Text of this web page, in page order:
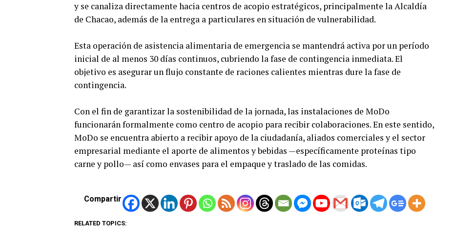
y se canaliza directamente hacia centros de acopio estratégicos, principalmente la Alcaldía
de Chacao, además de la entrega a particulares en situación de vulnerabilidad.
Esta operación de asistencia alimentaria de emergencia se mantendrá activa por un período
inicial de al menos 30 días continuos, cubriendo la fase de contingencia inmediata. El
objetivo es asegurar un flujo constante de raciones calientes mientras dure la fase de
contingencia.
Con el fin de garantizar la sostenibilidad de la jornada, las instalaciones de MoDo
funcionarán formalmente como centro de acopio para recibir colaboraciones. En este sentido,
MoDo se encuentra abierto a recibir apoyo de la ciudadanía, aliados comerciales y el sector
empresarial mediante el aporte de alimentos y bebidas —específicamente proteínas tipo
carne y pollo— así como envases para el empaque y traslado de las comidas.
Compartir
RELATED TOPICS: